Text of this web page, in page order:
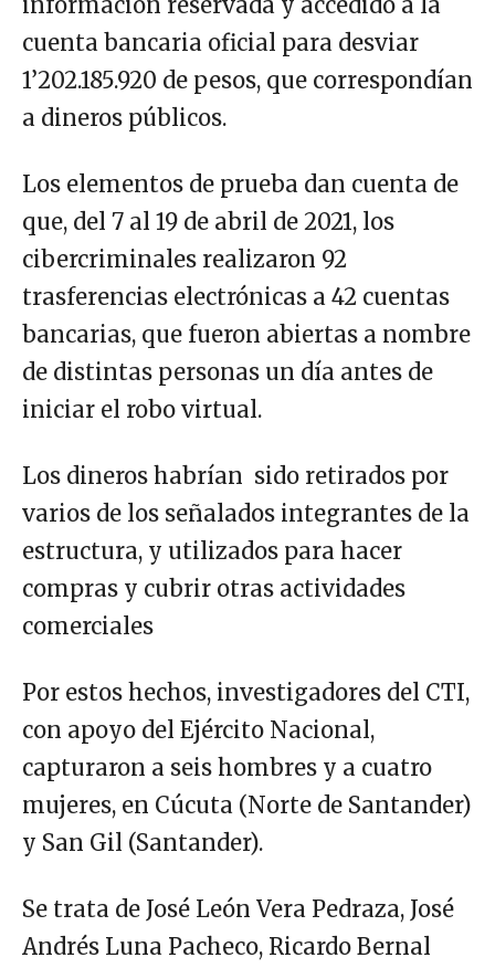
cuenta bancaria oficial para desviar
1’202.185.920 de pesos, que correspondían
a dineros públicos.
Los elementos de prueba dan cuenta de
que, del 7 al 19 de abril de 2021, los
cibercriminales realizaron 92
trasferencias electrónicas a 42 cuentas
bancarias, que fueron abiertas a nombre
de distintas personas un día antes de
iniciar el robo virtual.
Los dineros habrían sido retirados por
varios de los señalados integrantes de la
estructura, y utilizados para hacer
compras y cubrir otras actividades
comerciales
Por estos hechos, investigadores del CTI,
con apoyo del Ejército Nacional,
capturaron a seis hombres y a cuatro
mujeres, en Cúcuta (Norte de Santander)
y San Gil (Santander).
Se trata de José León Vera Pedraza, José
Andrés Luna Pacheco, Ricardo Bernal